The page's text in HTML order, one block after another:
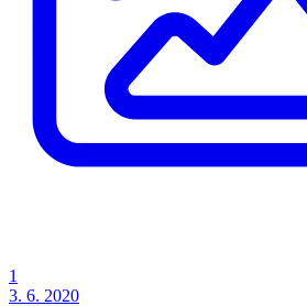
1
3. 6. 2020